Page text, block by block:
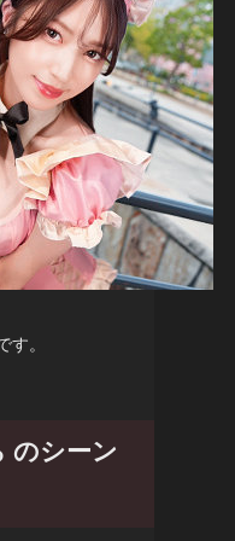
す。
のシーン